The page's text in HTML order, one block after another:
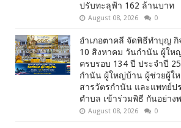
ปรับทะลุฟ้า 162 ล้านบาท
August 08, 2026 0
อำเภอตาคลี จัดพิธีทำบุญ กิ
10 สิงหาคม วันกำนัน ผู้ให
ครบรอบ 134 ปี ประจำปี
กำนัน ผู้ใหญ่บ้าน ผู้ช่วยผู้ใ
สารวัตรกำนัน และแพทย์ป
ตำบล เข้าร่วมพิธี กันอย่าง
August 08, 2026 0